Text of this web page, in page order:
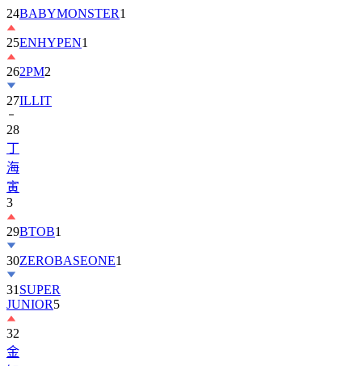
25ENHYPEN1
262PM2
27ILLIT
28
丁
海
寅
3
29
30ZEROBASEONE
31SUPER
JUNIOR
32
金
智
媛